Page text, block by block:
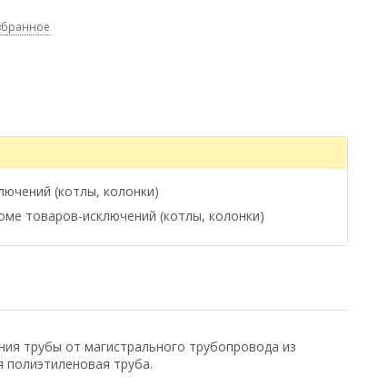
(котлы, колонки)
товаров-исключений (котлы, колонки)
трубы от магистрального трубопровода из
полиэтиленовая труба.